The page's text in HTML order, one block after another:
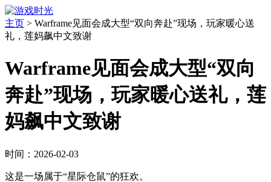
主页 > Warframe见面会成大型“双向奔赴”现场，玩家暖心送
礼，莲妈飙中文致谢
Warframe见面会成大型“双向
奔赴”现场，玩家暖心送礼，莲
妈飙中文致谢
时间：2026-02-03
这是一场属于“星际仓鼠”的狂欢。